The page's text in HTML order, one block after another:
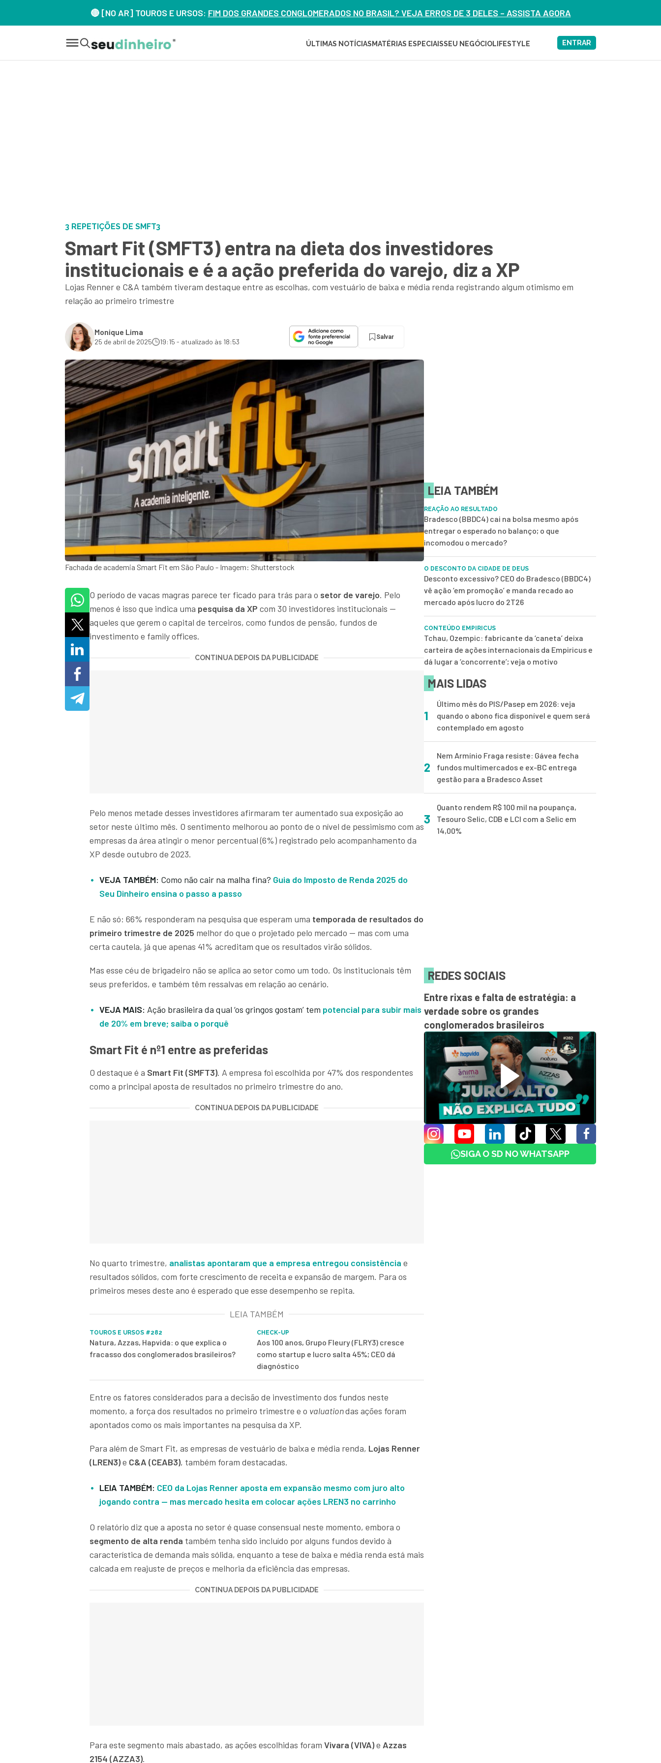
🔴 [NO AR] TOUROS E URSOS: FIM DOS GRANDES CONGLOMERADOS NO BRASIL? VEJA ERROS DE 3 DELES – ASSISTA AGORA
ÚLTIMAS NOTÍCIAS MATÉRIAS ESPECIAISSEU NEGÓCIOLIFESTYLE ENTRAR
3 REPETIÇÕES DE SMFT3
Smart Fit (SMFT3) entra na dieta dos investidores
institucionais e é a ação preferida do varejo, diz a XP
Lojas Renner e C&A também tiveram destaque entre as escolhas, com vestuário de baixa e média renda registrando algum otimismo em
relação ao primeiro trimestre
Monique Lima
25 de abril de 2025 19:15 - atualizado às 18:53
Salvar
Fachada de academia Smart Fit em São Paulo - Imagem: Shutterstock
O período de vacas magras parece ter ficado para trás para o setor de varejo. Pelo
menos é isso que indica uma pesquisa da XP com 30 investidores institucionais —
aqueles que gerem o capital de terceiros, como fundos de pensão, fundos de
investimento e family offices.
CONTINUA DEPOIS DA PUBLICIDADE
Pelo menos metade desses investidores afirmaram ter aumentado sua exposição ao
setor neste último mês. O sentimento melhorou ao ponto de o nível de pessimismo com as
empresas da área atingir o menor percentual (6%) registrado pelo acompanhamento da
XP desde outubro de 2023.
VEJA TAMBÉM: Como não cair na malha fina? Guia do Imposto de Renda 2025 do
Seu Dinheiro ensina o passo a passo
E não só: 66% responderam na pesquisa que esperam uma temporada de resultados do
primeiro trimestre de 2025 melhor do que o projetado pelo mercado — mas com uma
certa cautela, já que apenas 41% acreditam que os resultados virão sólidos.
Mas esse céu de brigadeiro não se aplica ao setor como um todo. Os institucionais têm
seus preferidos, e também têm ressalvas em relação ao cenário.
VEJA MAIS: Ação brasileira da qual ‘os gringos gostam’ tem potencial para subir mais
de 20% em breve; saiba o porquê
Smart Fit é nº1 entre as preferidas
O destaque é a Smart Fit (SMFT3). A empresa foi escolhida por 47% dos respondentes
como a principal aposta de resultados no primeiro trimestre do ano.
CONTINUA DEPOIS DA PUBLICIDADE
No quarto trimestre, analistas apontaram que a empresa entregou consistência e
resultados sólidos, com forte crescimento de receita e expansão de margem. Para os
primeiros meses deste ano é esperado que esse desempenho se repita.
LEIA TAMBÉM
TOUROS E URSOS #282
Natura, Azzas, Hapvida: o que explica o
fracasso dos conglomerados brasileiros?
CHECK-UP
Aos 100 anos, Grupo Fleury (FLRY3) cresce
como startup e lucro salta 45%; CEO dá
diagnóstico
Entre os fatores considerados para a decisão de investimento dos fundos neste
momento, a força dos resultados no primeiro trimestre e o valuationdas ações foram
apontados como os mais importantes na pesquisa da XP.
Para além de Smart Fit, as empresas de vestuário de baixa e média renda, Lojas Renner
(LREN3)e C&A (CEAB3), também foram destacadas.
LEIA TAMBÉM: CEO da Lojas Renner aposta em expansão mesmo com juro alto
jogando contra — mas mercado hesita em colocar ações LREN3 no carrinho
O relatório diz que a aposta no setor é quase consensual neste momento, embora o
segmento de alta renda também tenha sido incluído por alguns fundos devido à
característica de demanda mais sólida, enquanto a tese de baixa e média renda está mais
calcada em reajuste de preços e melhoria da eficiência das empresas.
CONTINUA DEPOIS DA PUBLICIDADE
Para este segmento mais abastado, as ações escolhidas foram Vivara (VIVA)e Azzas
2154 (AZZA3).
LEIA TAMBÉM
REAÇÃO AO RESULTADO
Bradesco (BBDC4) cai na bolsa mesmo após
entregar o esperado no balanço; o que
incomodou o mercado?
O DESCONTO DA CIDADE DE DEUS
Desconto excessivo? CEO do Bradesco (BBDC4)
vê ação ‘em promoção’ e manda recado ao
mercado após lucro do 2T26
CONTEÚDO EMPIRICUS
Tchau, Ozempic: fabricante da ‘caneta’ deixa
carteira de ações internacionais da Empiricus e
dá lugar a ‘concorrente’; veja o motivo
MAIS LIDAS
1
Último mês do PIS/Pasep em 2026: veja
quando o abono fica disponível e quem será
contemplado em agosto
2
Nem Armínio Fraga resiste: Gávea fecha
fundos multimercados e ex-BC entrega
gestão para a Bradesco Asset
3
Quanto rendem R$ 100 mil na poupança,
Tesouro Selic, CDB e LCI com a Selic em
14,00%
REDES SOCIAIS
Entre rixas e falta de estratégia: a
verdade sobre os grandes
conglomerados brasileiros
SIGA O SD NO WHATSAPP